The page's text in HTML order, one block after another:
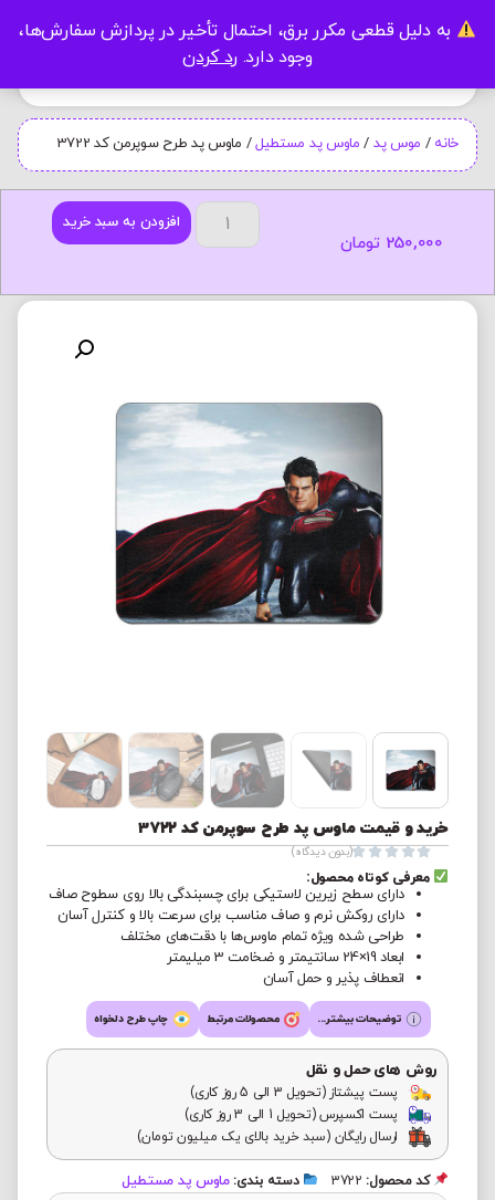
به دلیل قطعی مکرر برق، احتمال تأخیر در پردازش سفارش‌ها،
وجود دارد. رد کردن
خانه / موس پد / ماوس پد مستطیل/ ماوس پد طرح سوپرمن کد 3722
افزودن به سبد خرید
250,000 تومان
خرید و قیمت ماوس پد طرح سوپرمن کد 3722




(بدون دیدگاه)
معرفی کوتاه محصول:
دارای سطح زیرین لاستیکی برای چسبندگی بالا روی سطوح صاف
دارای روکش نرم و صاف مناسب برای سرعت بالا و کنترل آسان
طراحی شده ویژه تمام ماوس‌ها با دقت‌های مختلف
ابعاد 19×24 سانتیمتر و ضخامت 3 میلیمتر
انعطاف پذیر و حمل آسان
توضیحات بیشتر... محصولات مرتبط چاپ طرح دلخواه
روش های حمل و نقل
پست پیشتاز (تحویل 3 الی 5 روز کاری)
پست اکسپرس (تحویل 1 الی 3 روز کاری)
ارسال رایگان (سبد خرید بالای یک میلیون تومان)
کد محصول: 3722 دسته بندی: ماوس پد مستطیل